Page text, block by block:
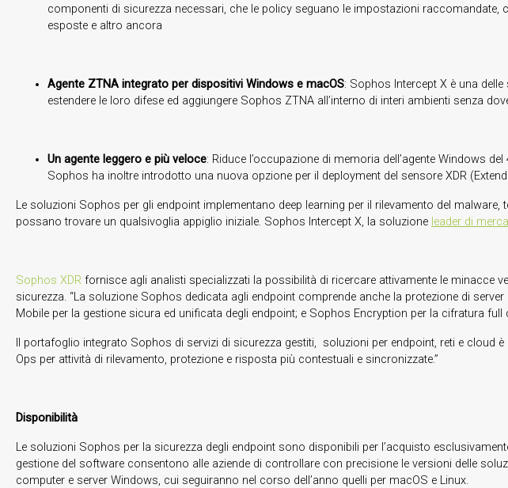
componenti di sicurezza necessari, che le policy seguano le impostazioni
esposte e altro ancora
Agente ZTNA integrato per dispositivi Windows e macOS: Sophos Intercept X è una
estendere le loro difese ed aggiungere Sophos ZTNA all’interno di interi ambienti senza
Un agente leggero e più veloce: Riduce l’occupazione di memoria dell’agente Windows
Sophos ha inoltre introdotto una nuova opzione per il deployment del sensore XDR
Le soluzioni Sophos per gli endpoint implementano deep learning per il rilevamento del
possano trovare un qualsivoglia appiglio iniziale. Sophos Intercept X, la soluzione leader di
Sophos XDR fornisce agli analisti specializzati la possibilità di ricercare attivamente le minacce
sicurezza. “La soluzione Sophos dedicata agli endpoint comprende anche la protezione di
Mobile per la gestione sicura ed unificata degli endpoint; e Sophos Encryption per la cifratura full
Il portafoglio integrato Sophos di servizi di sicurezza gestiti, soluzioni per endpoint, reti e cloud è
Ops per attività di rilevamento, protezione e risposta più contestuali e sincronizzate.”
Disponibilità
Le soluzioni Sophos per la sicurezza degli endpoint sono disponibili per l’acquisto
gestione del software consentono alle aziende di controllare con precisione le versioni delle
computer e server Windows, cui seguiranno nel corso dell’anno quelli per macOS e Linux.